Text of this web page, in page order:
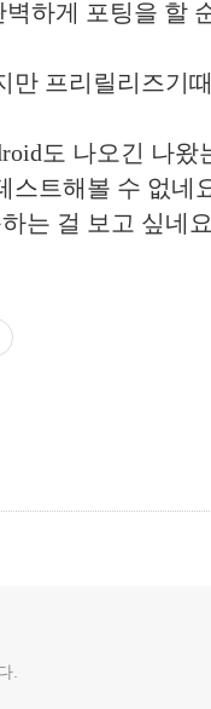
하게 포팅을 할
만 프리릴리즈기
도 나오긴 나
스트해볼 수 없네
는 걸 보고 싶네
.